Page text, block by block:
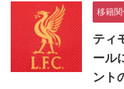
移籍
ティ
ール
ント